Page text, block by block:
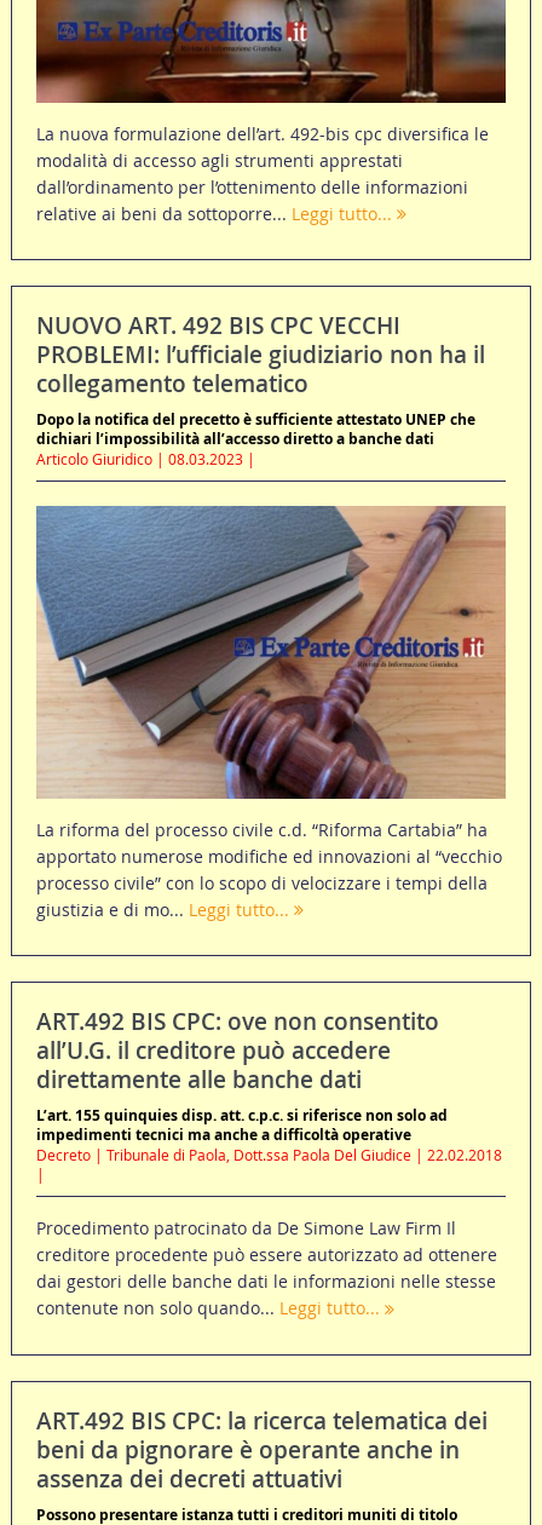
La nuova formulazione dell’art. 492-bis cpc diversifica le
modalità di accesso agli strumenti apprestati
dall’ordinamento per l’ottenimento delle informazioni
relative ai beni da sottoporre... Leggi tutto...
NUOVO ART. 492 BIS CPC VECCHI
PROBLEMI: l’ufficiale giudiziario non ha il
collegamento telematico
Dopo la notifica del precetto è sufficiente attestato UNEP che
dichiari l’impossibilità all’accesso diretto a banche dati
Articolo Giuridico | 08.03.2023 |
La riforma del processo civile c.d. “Riforma Cartabia” ha
apportato numerose modifiche ed innovazioni al “vecchio
processo civile” con lo scopo di velocizzare i tempi della
giustizia e di mo... Leggi tutto...
ART.492 BIS CPC: ove non consentito
all’U.G. il creditore può accedere
direttamente alle banche dati
L’art. 155 quinquies disp. att. c.p.c. si riferisce non solo ad
impedimenti tecnici ma anche a difficoltà operative
Decreto | Tribunale di Paola, Dott.ssa Paola Del Giudice | 22.02.2018
|
Procedimento patrocinato da De Simone Law Firm Il
creditore procedente può essere autorizzato ad ottenere
dai gestori delle banche dati le informazioni nelle stesse
contenute non solo quando... Leggi tutto...
ART.492 BIS CPC: la ricerca telematica dei
beni da pignorare è operante anche in
assenza dei decreti attuativi
Possono presentare istanza tutti i creditori muniti di titolo